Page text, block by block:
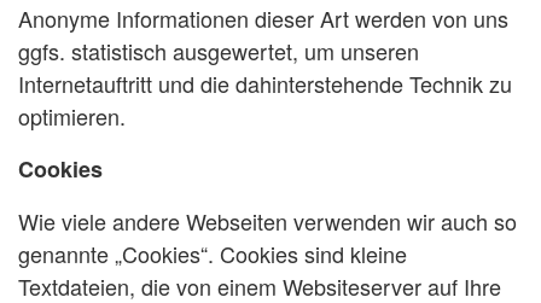
Anonyme Informationen dieser Art werden von uns
ggfs. statistisch ausgewertet, um unseren
Internetauftritt und die dahinterstehende Technik zu
optimieren.
Cookies
Wie viele andere Webseiten verwenden wir auch so
genannte „Cookies“. Cookies sind kleine
Textdateien, die von einem Websiteserver auf Ihre